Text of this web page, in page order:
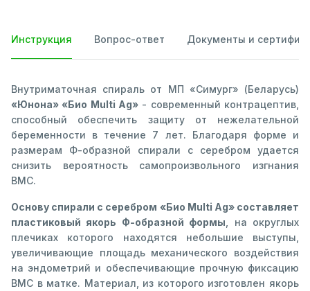
Инструкция Вопрос-ответ Документы и
Внутриматочная спираль от МП «Симург» (Беларусь)
«Юнона» «Био Multi Ag» - современный контрацептив,
способный обеспечить защиту от нежелательной
беременности в течение 7 лет. Благодаря форме и
размерам Ф-образной спирали с серебром удается
снизить вероятность самопроизвольного изгнания
ВМС.
Основу спирали с серебром «Био Multi Ag» составляет
пластиковый якорь Ф-образной формы , на округлых
плечиках которого находятся небольшие выступы,
увеличивающие площадь механического воздействия
на эндометрий и обеспечивающие прочную фиксацию
ВМС в матке. Материал, из которого изготовлен якорь